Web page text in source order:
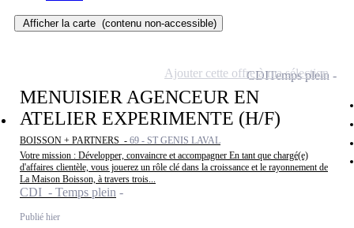
Afficher la carte (contenu non-accessible)
MENUISIER AGENCEUR EN
ATELIER EXPERIMENTE (H/F)
BOISSON + PARTNERS - 69 - ST GENIS LAVAL
Votre mission : Développer, convaincre et accompagner En tant que chargé(e)
d'affaires clientèle, vous jouerez un rôle clé dans la croissance et le rayonnement de
La Maison Boisson, à travers trois...
CDI - Temps plein
Publié hier
CDITemps plein
Ajouter cette offre à ma sélection